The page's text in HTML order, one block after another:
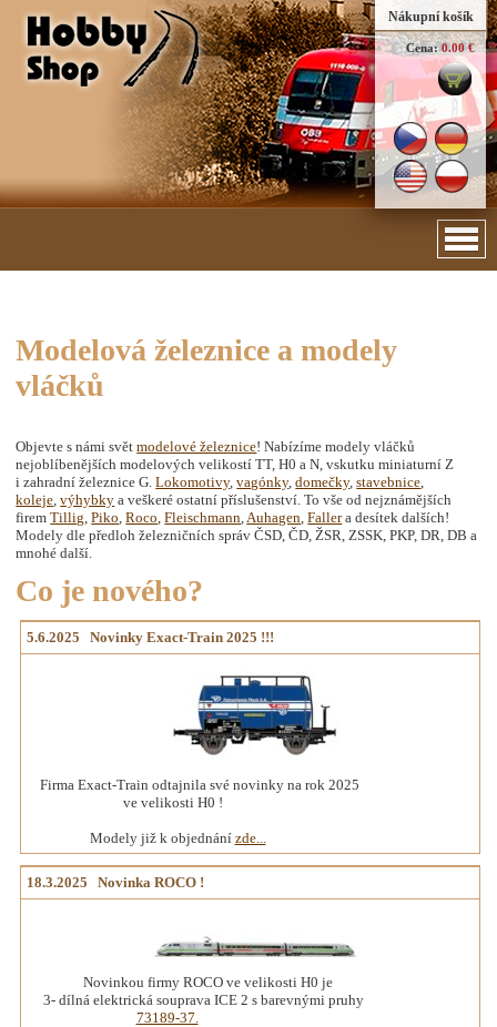
Nákupní košík
Cena: 0.00 €
Modelová železnice a modely
vláčků
Objevte s námi světmodelové železnice! Nabízíme modely vláčků
nejoblíbenějších modelových velikostí TT, H0 a N, vskutku miniaturní Z
i zahradní železnice G.Lokomotivy,vagónky,domečky,stavebnice,
koleje,výhybky a veškeré ostatní příslušenství. To vše od nejznámějších
firemTillig,Piko,Roco,Fleischmann,Auhagen,Fallera desítek dalších!
Modely dle předloh železničních správ ČSD, ČD, ŽSR, ZSSK, PKP, DR, DB a
mnohé další.
Co je nového?
5.6.2025 Novinky Exact-Train 2025 !!!
Firma Exact-Train odtajnila své novinky na rok 2025
ve velikosti H0 !
Modely již k objednání zde...
18.3.2025 Novinka ROCO !
Novinkou firmy ROCO ve velikosti H0 je
3- dílná elektrická souprava ICE 2 s barevnými pruhy
73189-37.